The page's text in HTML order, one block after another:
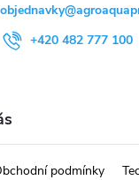
objednavky@
+420 482 777 100
podmínky